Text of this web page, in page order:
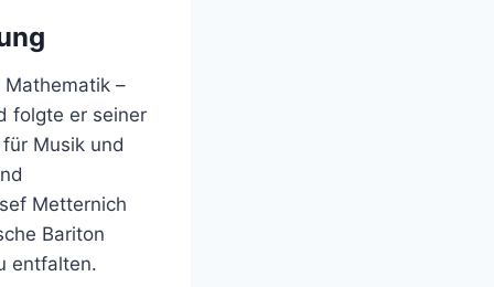
–
folgte er seiner
Musik und
Metternich
Bariton
entfalten.